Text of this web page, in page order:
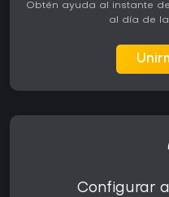
Obtén ayuda al instante
al día de
Configurar